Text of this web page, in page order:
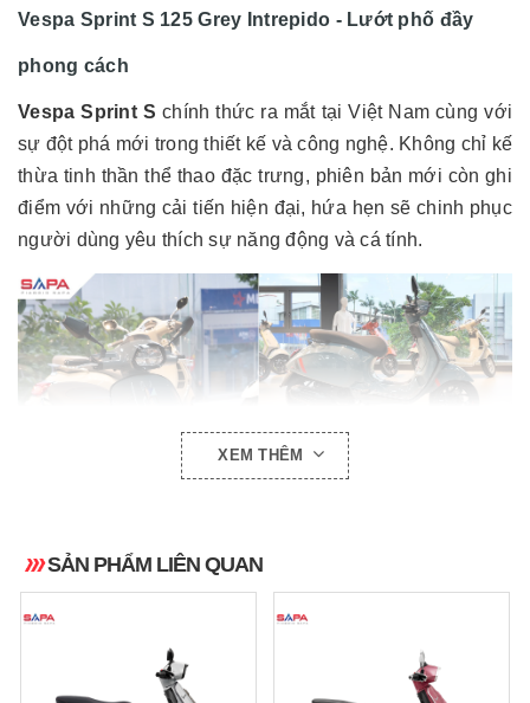
Vespa Sprint S 125 Grey Intrepido - Lướt phố đầy
phong cách
Vespa Sprint S chính thức ra mắt tại Việt Nam cùng với
sự đột phá mới trong thiết kế và công nghệ. Không chỉ kế
thừa tinh thần thể thao đặc trưng, phiên bản mới còn ghi
điểm với những cải tiến hiện đại, hứa hẹn sẽ chinh phục
người dùng yêu thích sự năng động và cá tính.
Thiết kế đột phá, chuẩn phong cách thể thao
XEM THÊM
SẢN PHẨM LIÊN QUAN